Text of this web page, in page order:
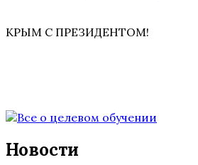
КРЫМ С ПРЕЗИДЕНТОМ!
Новости